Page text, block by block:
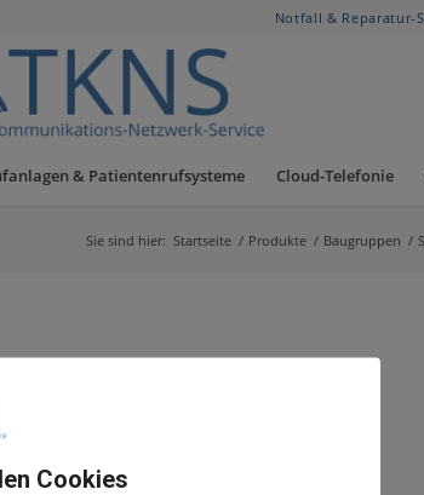
Notfall & Reparatur-
& Patientenrufsysteme Cloud-Telefonie
Sie sind hier: Startseite / Produkte / Baugruppen /
Cookies